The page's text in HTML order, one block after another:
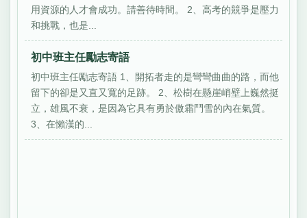
用資源的人才會成功。請善待時間。 2、高考的競爭是壓力
和挑戰，也是...
初中班主任勵志寄語
初中班主任勵志寄語 1、開拓者走的是彎彎曲曲的路，而他
留下的卻是又直又寬的足跡。 2、松樹在懸崖峭壁上巍然挺
立，雄風不衰，是因為它具有勇於傲霜鬥雪的內在氣質。
3、在懶漢的...